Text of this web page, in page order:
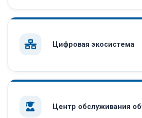
Цифровая экосистема
Центр обслуживания